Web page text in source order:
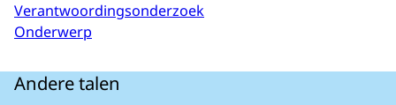
Verantwoordingsonderzoek
Onderwerp
Andere talen